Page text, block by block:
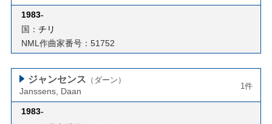
1983-
国： チリ
NML作曲家番号：51752
ジャンセンス （ダーン）
Janssens, Daan
1件
1983-